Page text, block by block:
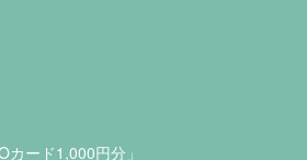
ード1,000円分」